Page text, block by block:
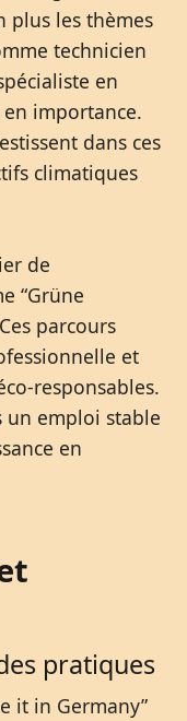
plus les thèmes
technicien
en
importance.
dans ces
climatiques
de
“Grüne
parcours
et
responsables.
un emploi stable
en
pratiques
it in Germany”